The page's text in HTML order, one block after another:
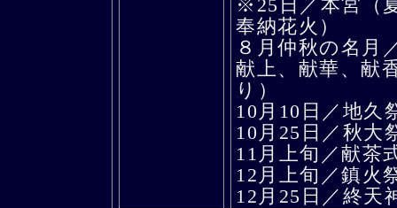
※25日／本宮（
奉納花火）
８月仲秋の名月
献上、献華、献
り）
10月10日／地久
10月25日／秋大
11月上旬／献茶
12月上旬／鎮火
12月25日／終天